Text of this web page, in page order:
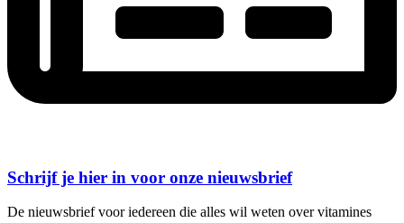
Schrijf je hier in voor onze nieuwsbrief
De nieuwsbrief voor iedereen die alles wil weten over vitamines